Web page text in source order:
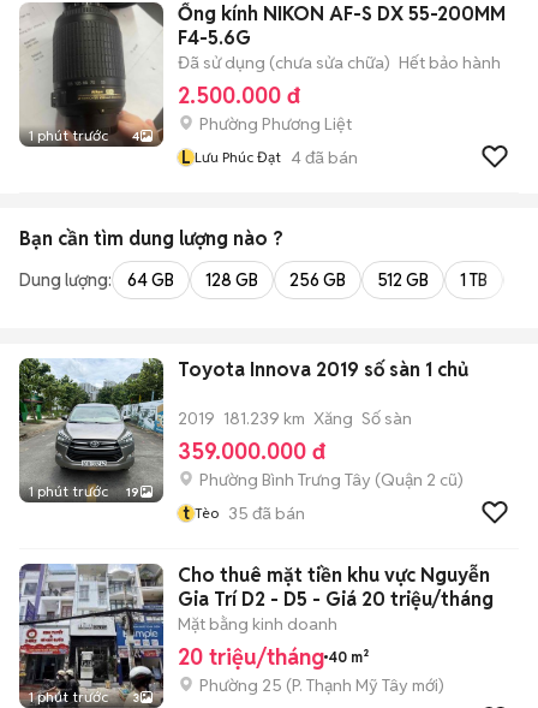
1 phút trước 4
Ống kính NIKON AF-S DX 55-200MM
F4-5.6G
Đã sử dụng (chưa sửa chữa) Hết bảo hành
2.500.000 đ
Phường Phương Liệt
L Lưu Phúc Đạt 4đã bán
Bạn cần tìm dung lượng nào ?
Dung lượng: 64 GB 128 GB 256 GB 512 GB 1 TB
1 phút trước 19
Toyota Innova 2019 số sàn 1 chủ
2019 181.239 km Xăng Số sàn
359.000.000 đ
Phường Bình Trưng Tây (Quận 2 cũ)
t Tèo 35 đã bán
1 phút trước 3
Cho thuê mặt tiền khu vực Nguyễn
Gia Trí D2 - D5 - Giá 20 triệu/tháng
Mặt bằng kinh doanh
20 triệu/tháng 40 m²
Phường 25 (P. Thạnh Mỹ Tây mới)